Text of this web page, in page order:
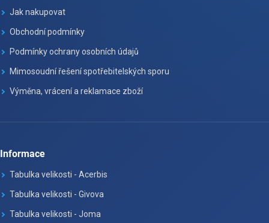
Jak nakupovat
Obchodní podmínky
Podmínky ochrany osobních údajů
Mimosoudní řešení spotřebitelských sporu
Výměna, vrácení a reklamace zboží
Informace
Tabulka velikosti - Acerbis
Tabulka velikosti - Givova
Tabulka velikosti - Joma